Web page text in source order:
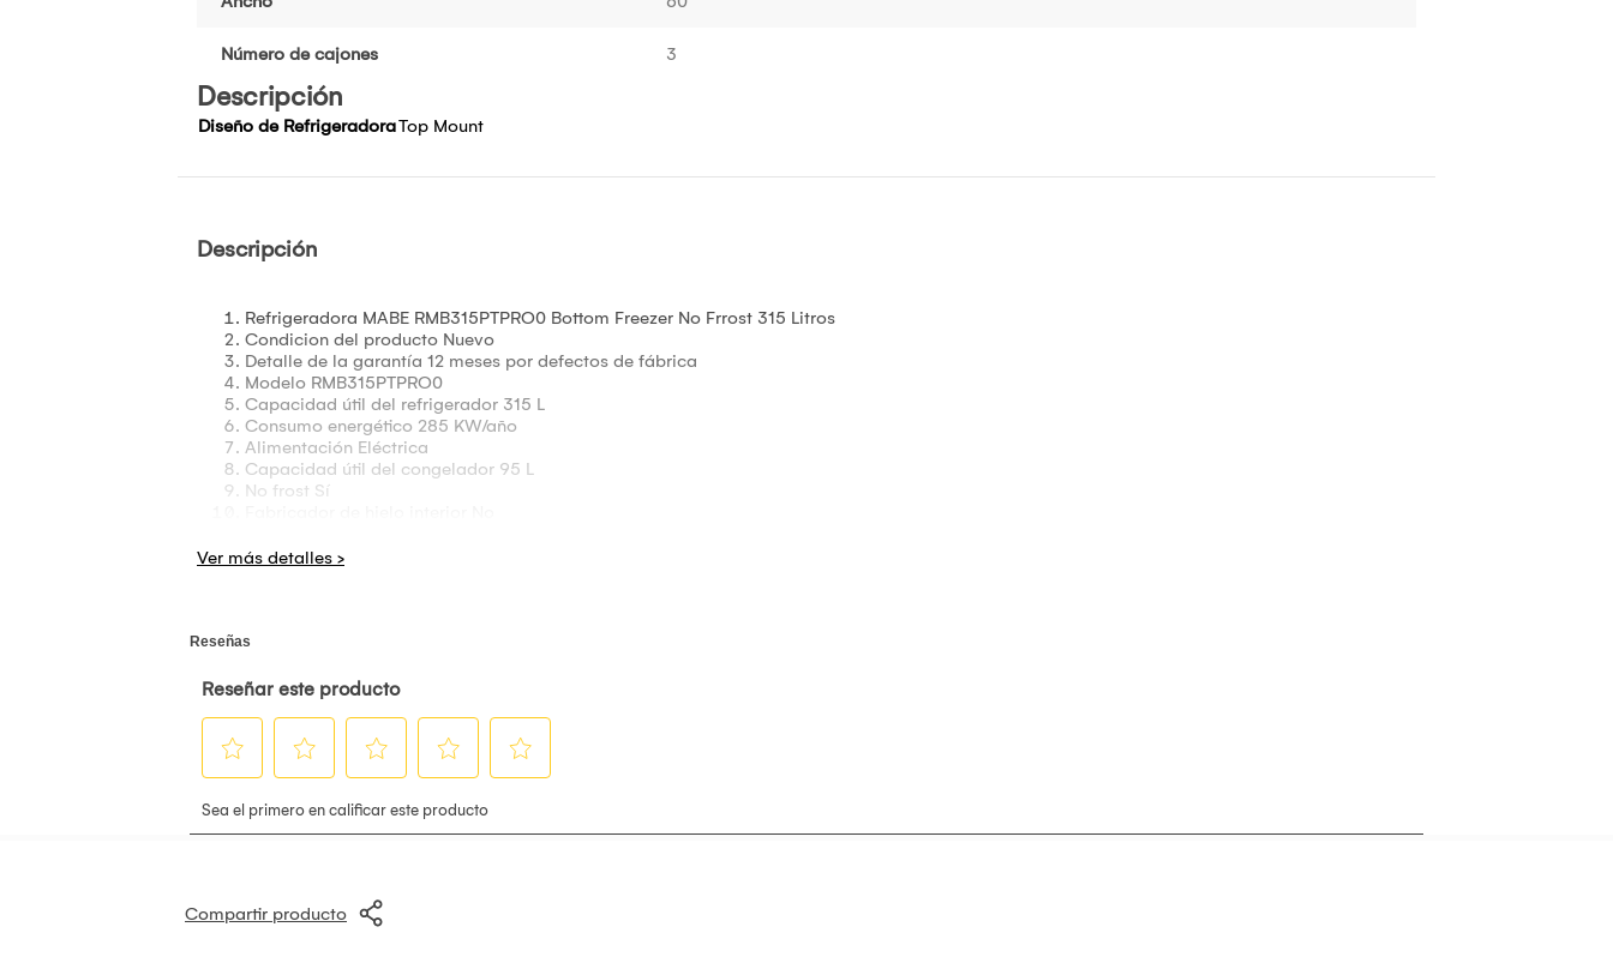
Número de cajones 3
Descripción
Diseño de RefrigeradoraTop Mount
Descripción
Refrigeradora MABE RMB315PTPRO0 Bottom Freezer No Frrost 315 Litros
Condicion del producto Nuevo
Detalle de la garantía 12 meses por defectos de fábrica
Modelo RMB315PTPRO0
Capacidad útil del refrigerador 315 L
Consumo energético 285 KW/año
Alimentación Eléctrica
Capacidad útil del congelador 95 L
No frost Sí
Peso del producto
Profundidad
Eficiencia energética
Cantidad de refrigerante
Iluminacion interior Sí
Patas ajustables Sí
Control de temperatura Sí
Diseño exclusivo con características y funciones específicas
Fabricado con materiales de calidad adecuada y requeridas por el tipo de producto.
Compartir producto